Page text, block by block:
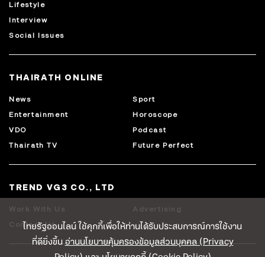
ไทยรัฐออนไลน์ ใช้คุกกี้เพื่อให้ท่านได้รับประสบการณ์การใช้งาน
ที่ดียิ่งขึ้นอ่านนโยบายคุ้มครองข้อมูลส่วนบุคคล (Privacy
Lifestyle
Interview
Social Issues
THAIRATH ONLINE
News
Sport
Entertainment
Horoscope
VDO
Podcast
Thairath TV
Future Perfect
TREND VG3 CO., LTD
Work With Us
Advertising
Contact Us